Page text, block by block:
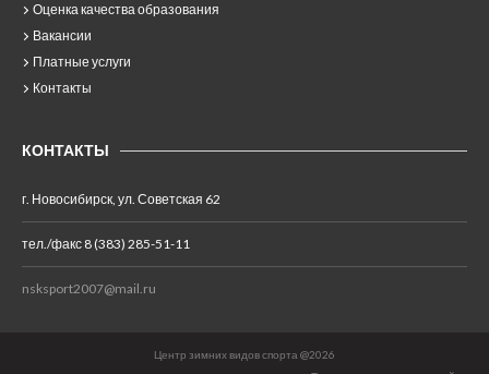
Оценка качества образования
Вакансии
Платные услуги
Контакты
КОНТАКТЫ
г. Новосибирск, ул. Советская 62
тел./факс 8 (383) 285-51-11
nsksport2007@mail.ru
Центр зимних видов спорта @2026